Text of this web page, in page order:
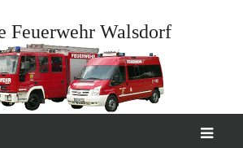
Feuerwehr Walsdorf